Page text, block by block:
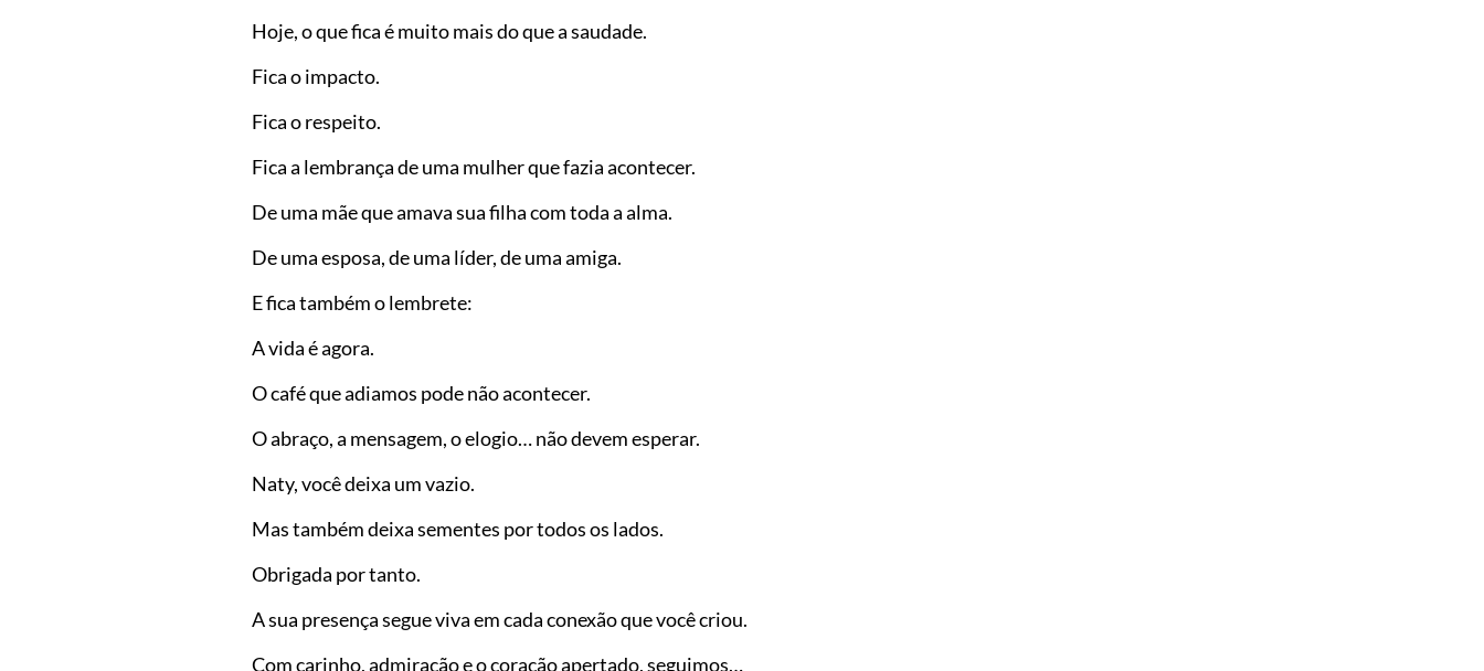
Hoje, o que fica é muito mais do que a saudade.
Fica o impacto.
Fica o respeito.
Fica a lembrança de uma mulher que fazia acontecer.
De uma mãe que amava sua filha com toda a alma.
De uma esposa, de uma líder, de uma amiga.
E fica também o lembrete:
A vida é agora.
O café que adiamos pode não acontecer.
O abraço, a mensagem, o elogio… não devem esperar.
Naty, você deixa um vazio.
Mas também deixa sementes por todos os lados.
Obrigada por tanto.
A sua presença segue viva em cada conexão que você criou.
Com carinho, admiração e o coração apertado, seguimos…